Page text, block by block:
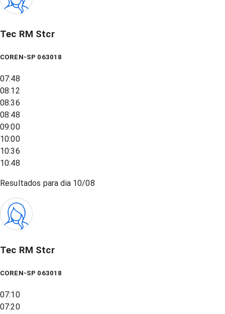
Tec RM Stcr
COREN-SP 063018
07:48
08:12
08:36
08:48
09:00
10:00
10:36
10:48
Resultados para dia 10/08
Tec RM Stcr
COREN-SP 063018
07:10
07:20